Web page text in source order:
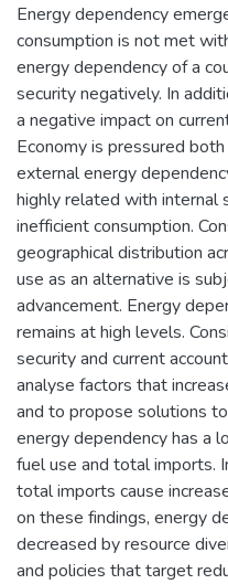
Energy dependency
consumption is not met
energy dependency of a
security negatively. In
a negative impact on
Economy is pressured
external energy
highly related with internal
inefficient consumption.
geographical distribution
use as an alternative is
advancement. Energy
remains at high levels.
security and current
analyse factors that
and to propose solutions
energy dependency has a
fuel use and total imports.
total imports cause
on these findings, energy
decreased by resource
and policies that target